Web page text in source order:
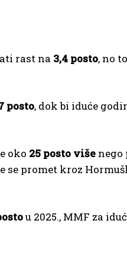
rast na 3,4 posto, no
posto, dok bi iduće
oko 25 posto više nego
promet kroz
u 2025., MMF za